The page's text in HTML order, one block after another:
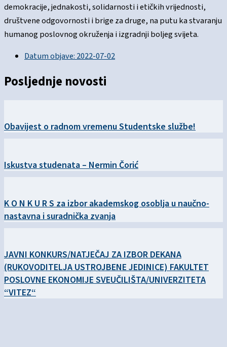
demokracije, jednakosti, solidarnosti i etičkih vrijednosti,
društvene odgovornosti i brige za druge, na putu ka stvaranju
humanog poslovnog okruženja i izgradnji boljeg svijeta.
Datum objave:2022-07-02
Posljednje novosti
Obavijest o radnom vremenu Studentske službe!
Iskustva studenata – Nermin Čorić
K O N K U R S za izbor akademskog osoblja u naučno-
nastavna i suradnička zvanja
JAVNI KONKURS/NATJEČAJ ZA IZBOR DEKANA
(RUKOVODITELJA USTROJBENE JEDINICE) FAKULTET
POSLOVNE EKONOMIJE SVEUČILIŠTA/UNIVERZITETA
“VITEZ“